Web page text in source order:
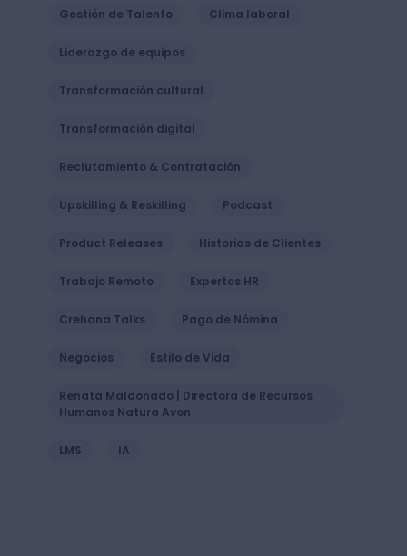
Gestión de Talento Clima laboral
Liderazgo de equipos
Transformación cultural
Transformación digital
Reclutamiento & Contratación
Upskilling & Reskilling Podcast
Product Releases Historias de Clientes
Trabajo Remoto Expertos HR
Crehana Talks Pago de Nómina
Negocios Estilo de Vida
Renata Maldonado | Directora de Recursos
Humanos Natura Avon
LMS IA